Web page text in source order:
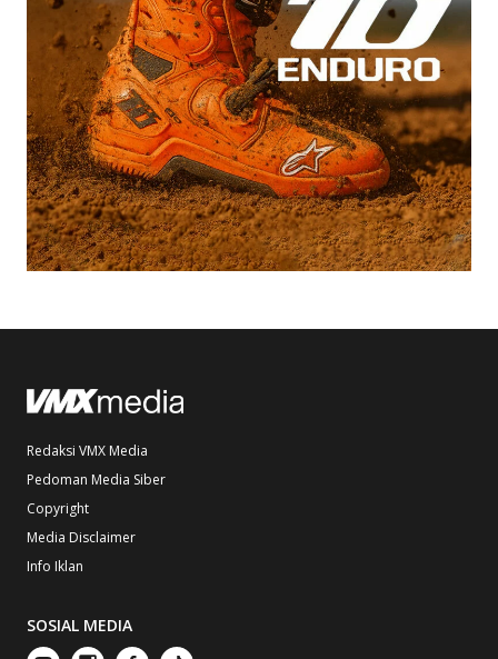
Redaksi VMX Media
Pedoman Media Siber
Copyright
Media Disclaimer
Info Iklan
SOSIAL MEDIA